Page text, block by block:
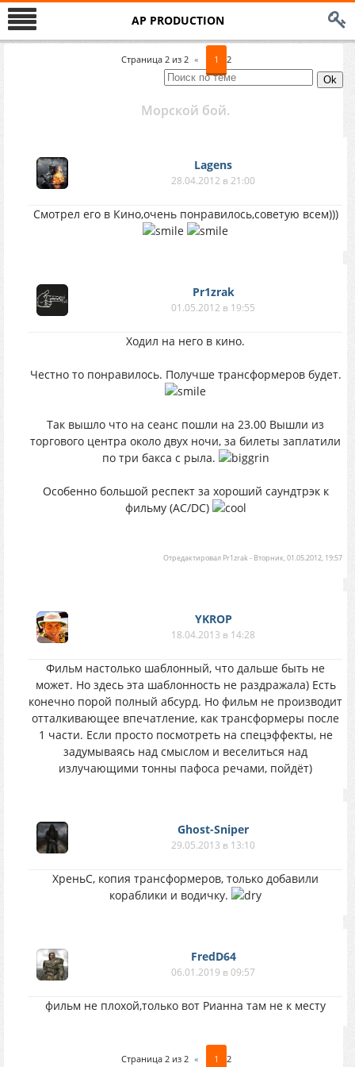
AP PRODUCTION
Страница 2 из 2 « 1 2
Морской бой.
Lagens
28.04.2012 в 21:00
Смотрел его в Кино,очень понравилось,советую всем)))
Pr1zrak
01.05.2012 в 19:55
Ходил на него в кино.
Честно то понравилось. Получше трансформеров будет.
Так вышло что на сеанс пошли на 23.00 Вышли из
торгового центра около двух ночи, за билеты заплатили
по три бакса с рыла.
Особенно большой респект за хороший саундтрэк к
фильму (AC/DC)
Отредактировал Pr1zrak- Вторник, 01.05.2012, 19:57
YKROP
18.04.2013 в 14:28
Фильм настолько шаблонный, что дальше быть не
может. Но здесь эта шаблонность не раздражала) Есть
конечно порой полный абсурд. Но фильм не производит
отталкивающее впечатление, как трансформеры после
1 части. Если просто посмотреть на спецэффекты, не
задумываясь над смыслом и веселиться над
излучающими тонны пафоса речами, пойдёт)
Ghost-Sniper
29.05.2013 в 13:10
ХреньС, копия трансформеров, только добавили
кораблики и водичку.
FredD64
06.01.2019 в 09:57
фильм не плохой,только вот Рианна там не к месту
Страница 2 из 2 « 1 2